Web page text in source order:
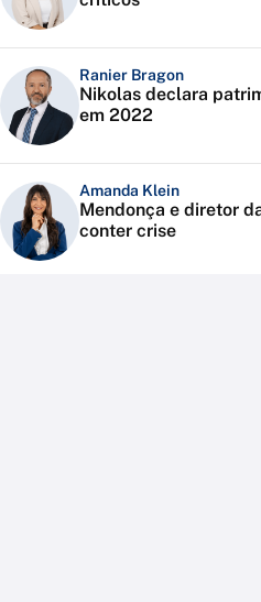
Ranier Bragon
Nikolas declara
em 2022
Amanda Klein
Mendonça e diretor
conter crise